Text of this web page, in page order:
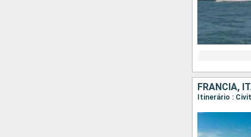
FRANCIA,
Itinerário :